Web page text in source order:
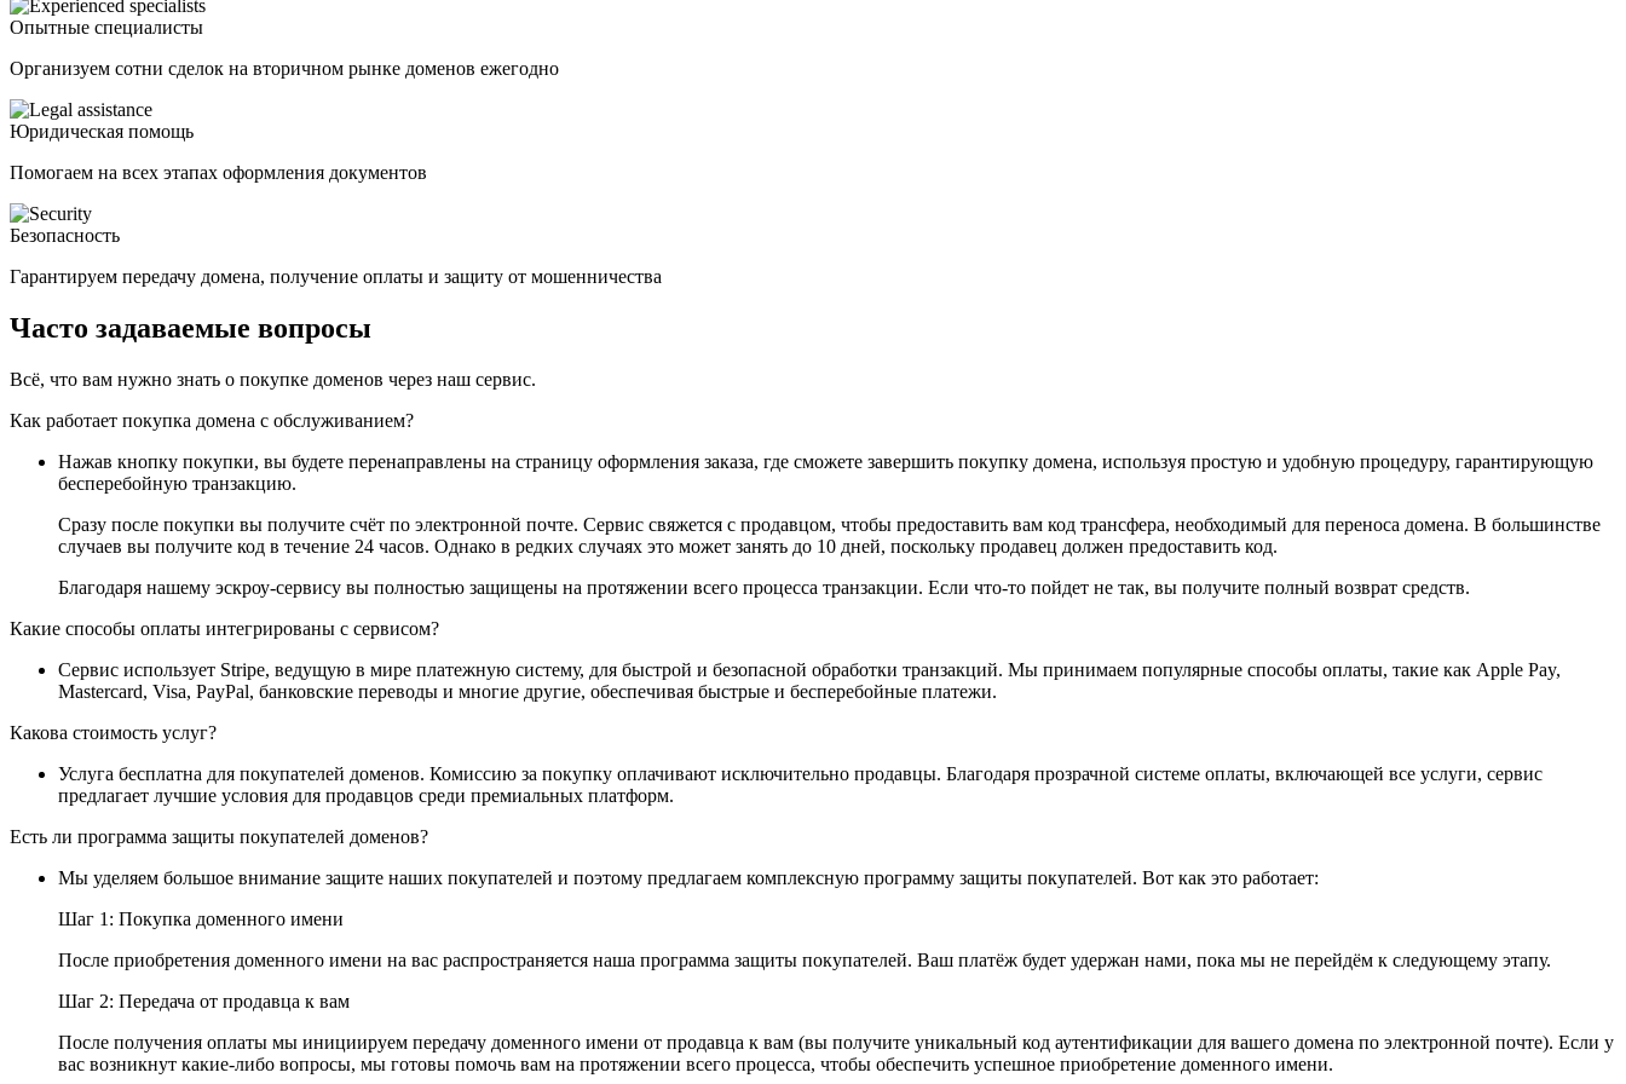
Опытные специалисты
Организуем сотни сделок на вторичном рынке доменов ежегодно
Юридическая помощь
Помогаем на всех этапах оформления документов
Безопасность
Гарантируем передачу домена, получение оплаты и защиту от мошенничества
Часто задаваемые вопросы
Всё, что вам нужно знать о покупке доменов через наш сервис.
Как работает покупка домена с обслуживанием?
Нажав кнопку покупки, вы будете перенаправлены на страницу оформления заказа, где сможете завершить покупку домена, используя простую и удобную процедуру, гарантирующую
бесперебойную транзакцию.
Сразу после покупки вы получите счёт по электронной почте. Сервис свяжется с продавцом, чтобы предоставить вам код трансфера, необходимый для переноса домена. В большинстве
случаев вы получите код в течение 24 часов. Однако в редких случаях это может занять до 10 дней, поскольку продавец должен предоставить код.
Благодаря нашему эскроу-сервису вы полностью защищены на протяжении всего процесса транзакции. Если что-то пойдет не так, вы получите полный возврат средств.
Какие способы оплаты интегрированы с сервисом?
Сервис использует Stripe, ведущую в мире платежную систему, для быстрой и безопасной обработки транзакций. Мы принимаем популярные способы оплаты, такие как Apple Pay,
Mastercard, Visa, PayPal, банковские переводы и многие другие, обеспечивая быстрые и бесперебойные платежи.
Какова стоимость услуг?
Услуга бесплатна для покупателей доменов. Комиссию за покупку оплачивают исключительно продавцы. Благодаря прозрачной системе оплаты, включающей все услуги, сервис
предлагает лучшие условия для продавцов среди премиальных платформ.
Есть ли программа защиты покупателей доменов?
Мы уделяем большое внимание защите наших покупателей и поэтому предлагаем комплексную программу защиты покупателей. Вот как это работает:
Шаг 1: Покупка доменного имени
После приобретения доменного имени на вас распространяется наша программа защиты покупателей. Ваш платёж будет удержан нами, пока мы не перейдём к следующему этапу.
Шаг 2: Передача от продавца к вам
После получения оплаты мы инициируем передачу доменного имени от продавца к вам (вы получите уникальный код аутентификации для вашего домена по электронной почте). Если у
вас возникнут какие-либо вопросы, мы готовы помочь вам на протяжении всего процесса, чтобы обеспечить успешное приобретение доменного имени.